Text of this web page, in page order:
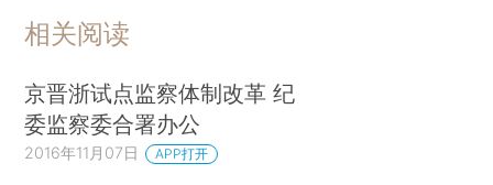
相关阅读
京晋浙试点监察体制改革 纪
委监察委合署办公
2016年11月07日 APP打开